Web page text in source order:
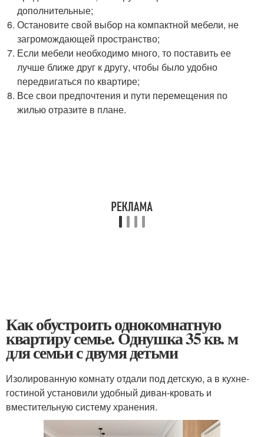
дополнительные;
Остановите свой выбор на компактной мебели, не
загромождающей пространство;
Если мебели необходимо много, то поставить ее
лучше ближе друг к другу, чтобы было удобно
передвигаться по квартире;
Все свои предпочтения и пути перемещения по
жилью отразите в плане.
Как обустроить однокомнатную
квартиру семье. Однушка 35 кв. м
для семьи с двумя детьми
Изолированную комнату отдали под детскую, а в кухне-
гостиной установили удобный диван-кровать и
вместительную систему хранения.